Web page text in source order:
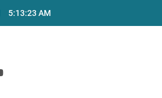
5:13:23 AM